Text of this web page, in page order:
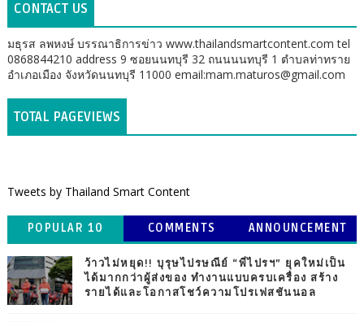
CONTACT US
มธุรส ลพหงษ์ บรรณาธิการข่าว www.thailandsmartcontent.com tel
0868844210 address 9 ซอยนนทบุรี 32 ถนนนนทบุรี 1 ตำบลท่าทราย
อำเภอเมือง จังหวัดนนทบุรี 11000 email:mam.maturos@gmail.com
TOTAL PAGEVIEWS
Tweets by Thailand Smart Content
POPULAR 10 COMMENTS ANNOUNCEMENT
ว้าวไม่หยุด!! บุรุษไปรษณีย์ “พี่ไปรฯ” ยุคใหม่เป็น
ได้มากกว่าผู้ส่งของ ทำงานแบบครบเครื่อง สร้าง
รายได้และโอกาสโชว์ความโปรเฟสชันนอล